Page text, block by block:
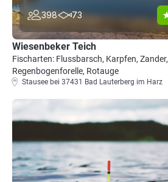
398 73
Wiesenbeker Teich
Fischarten: Flussbarsch, Karpfen, Zander,
Regenbogenforelle, Rotauge
Stausee bei 37431 Bad Lauterberg im Harz